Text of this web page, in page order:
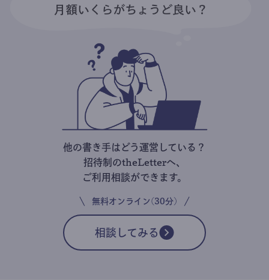
他の書き手はどう運営している？
招待制のtheLetterへ、
ご利用相談ができます。
無料オンライン(30分)
相談してみる